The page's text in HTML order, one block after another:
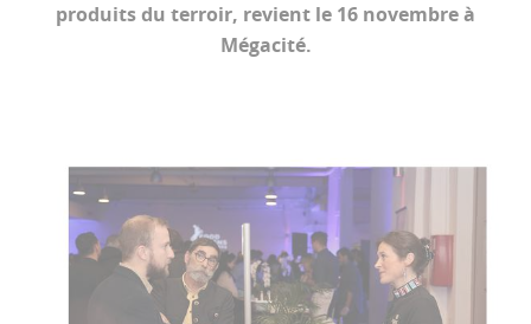
produits du terroir, revient le 16 novembre à
Mégacité.